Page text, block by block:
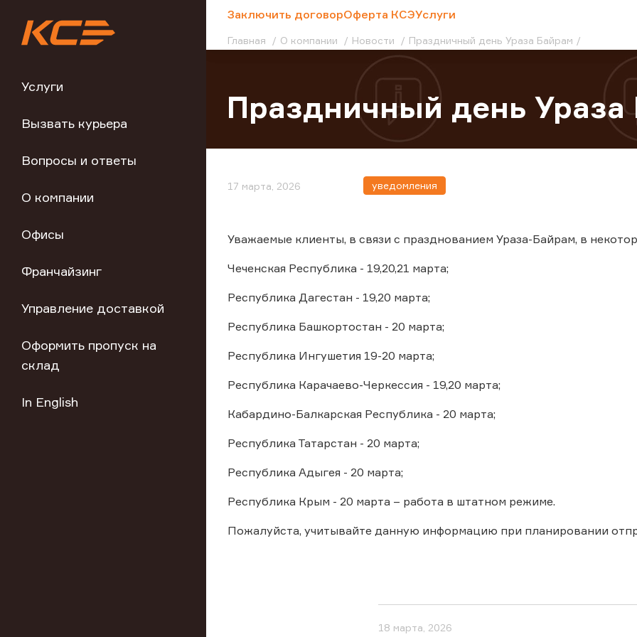
Услуги
Вызвать курьера
Вопросы и ответы
О компании
Офисы
Франчайзинг
Управление доставкой
Оформить пропуск на
склад
In English
Заключить договорОферта КСЭУслуги
Главная О компании Новости Праздничный день Ураза Байрам
Праздничный день Ураза
17 марта, 2026 уведомления
Уважаемые клиенты, в связи с празднованием Ураза-Байрам, в
Чеченская Республика - 19,20,21 марта;
Республика Дагестан - 19,20 марта;
Республика Башкортостан - 20 марта;
Республика Ингушетия 19-20 марта;
Республика Карачаево-Черкессия - 19,20 марта;
Кабардино-Балкарская Республика - 20 марта;
Республика Татарстан - 20 марта;
Республика Адыгея - 20 марта;
Республика Крым - 20 марта – работа в штатном режиме.
Пожалуйста, учитывайте данную информацию при планировании
18 марта, 2026